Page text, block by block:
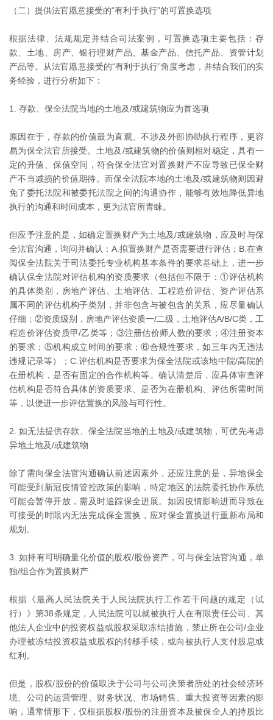
（二）提供法官愿意接受的“有利于执行”的可置换选项
根据法律、法规规定并结合司法案例，可置换选项主要包括：存
款、土地、房产、银行理财产品、基金产品、信托产品、资管计划
产品等。从法官愿意接受的“有利于执行”角度考虑，并结合我们的实
务经验，进行分析如下：
1. 存款、保全法院当地的土地及/或建筑物应为首选项
原因在于，存款的价值最为直观、不涉及外部协助执行程序，更容
易为保全法官所接受。土地及/或建筑物的价值则相对稳定，具有一
定的升值、保值空间，符合保全法官对置换财产不应导致已保全财
产不当减损的价值期待。而保全法院本地的土地及/或建筑物则因避
免了委托法院和被委托法院之间的沟通协作，能够有效地降低异地
执行的沟通和时间成本，更为法官所青睐。
但应予注意的是，如确定置换财产为土地及/或建筑物，应及时与保
全法官沟通，询问并确认：A.拟置换财产是否需要进行评估；B.在查
阅保全法院关于司法委托专业机构基本条件的要求基础上，进一步
确认保全法院对评估机构的资质要求（包括但不限于：①评估机构
的具体类别，房地产评估、土地评估、工程造价评估、资产评估系
属不同的评估机构子类别，并非包含与被包含的关系，应尽量确认
仔细；②资质级别，房地产评估资质一/二级，土地评估A/B/C类，工
程造价评估资质甲/乙类等；③注册估价师人数的要求；④注册资本
的要求；⑤机构成立时间的要求；⑥合规性要求，如三年内无违法
违规记录等）；C.评估机构是否要求为保全法院或该地中院/高院的
在册机构，是否有固定的合作机构等。确认清楚后，应具体审查评
估机构是否符合具体的资质要求、是否为在册机构、评估所需时间
等，以便进一步评估置换的风险与可行性。
2. 如无法提供存款、保全法院当地的土地及/或建筑物，可优先考虑
异地土地及/或建筑物
除了需向保全法官沟通确认前述因素外，还应注意的是，异地保全
可能受到新冠疫情管控政策的影响，特定地区的法院委托协作系统
可能会暂停开放，需及时追踪保全进展。如因疫情影响进而导致在
可接受的时限内无法完成保全置换，应对保全置换进行重新布局和
规划。
3. 如持有可明确量化价值的股权/股份资产，可与保全法官沟通，单
独/组合作为置换财产
根据《最高人民法院关于人民法院执行工作若干问题的规定（试
行）》第38条规定，人民法院可以就被执行人在有限责任公司、其
他法人企业中的投资权益或股权采取冻结措施，禁止所在公司/企业
办理被冻结投资权益或股权的转移手续，或向被执行人支付股息或
红利。
但是，股权/股份的价值取决于公司与公司决策者所处的社会经济环
境、公司的运营管理、财务状况、市场销售、重大投资等因素的影
响，通常情形下，仅根据股权/股份的注册资本及被保全人的持股比